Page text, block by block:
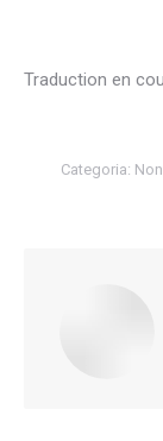
Traduction en
Categoria: